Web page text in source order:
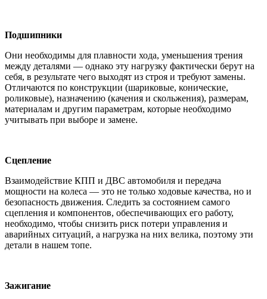
Подшипники
Они необходимы для плавности хода, уменьшения трения
между деталями — однако эту нагрузку фактически берут на
себя, в результате чего выходят из строя и требуют замены.
Отличаются по конструкции (шариковые, конические,
роликовые), назначению (качения и скольжения), размерам,
материалам и другим параметрам, которые необходимо
учитывать при выборе и замене.
Сцепление
Взаимодействие КПП и ДВС автомобиля и передача
мощности на колеса — это не только ходовые качества, но и
безопасность движения. Следить за состоянием самого
сцепления и компонентов, обеспечивающих его работу,
необходимо, чтобы снизить риск потери управления и
аварийных ситуаций, а нагрузка на них велика, поэтому эти
детали в нашем топе.
Зажигание